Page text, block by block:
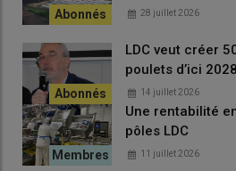
L’importance d’un
maîtrisé
Pendant l’étape du transport, les
Campylobacter englobent la mise
28 juillet 2026
LDC veut créer
poulets d’ici 2028
14 juillet 2026
Une rentabilité
pôles LDC
11 juillet 2026